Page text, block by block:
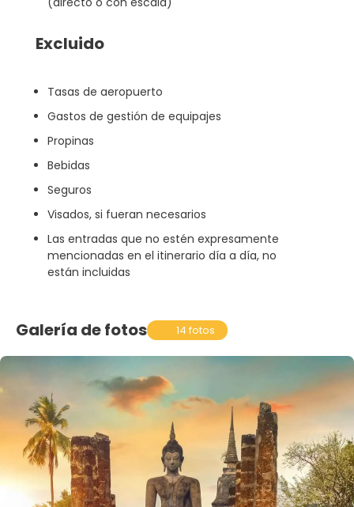
Excluido
Tasas de aeropuerto
Gastos de gestión de equipajes
Propinas
Bebidas
Seguros
Visados, si fueran necesarios
Las entradas que no estén expresamente
mencionadas en el itinerario día a día, no
están incluidas
Galería de fotos 14 fotos